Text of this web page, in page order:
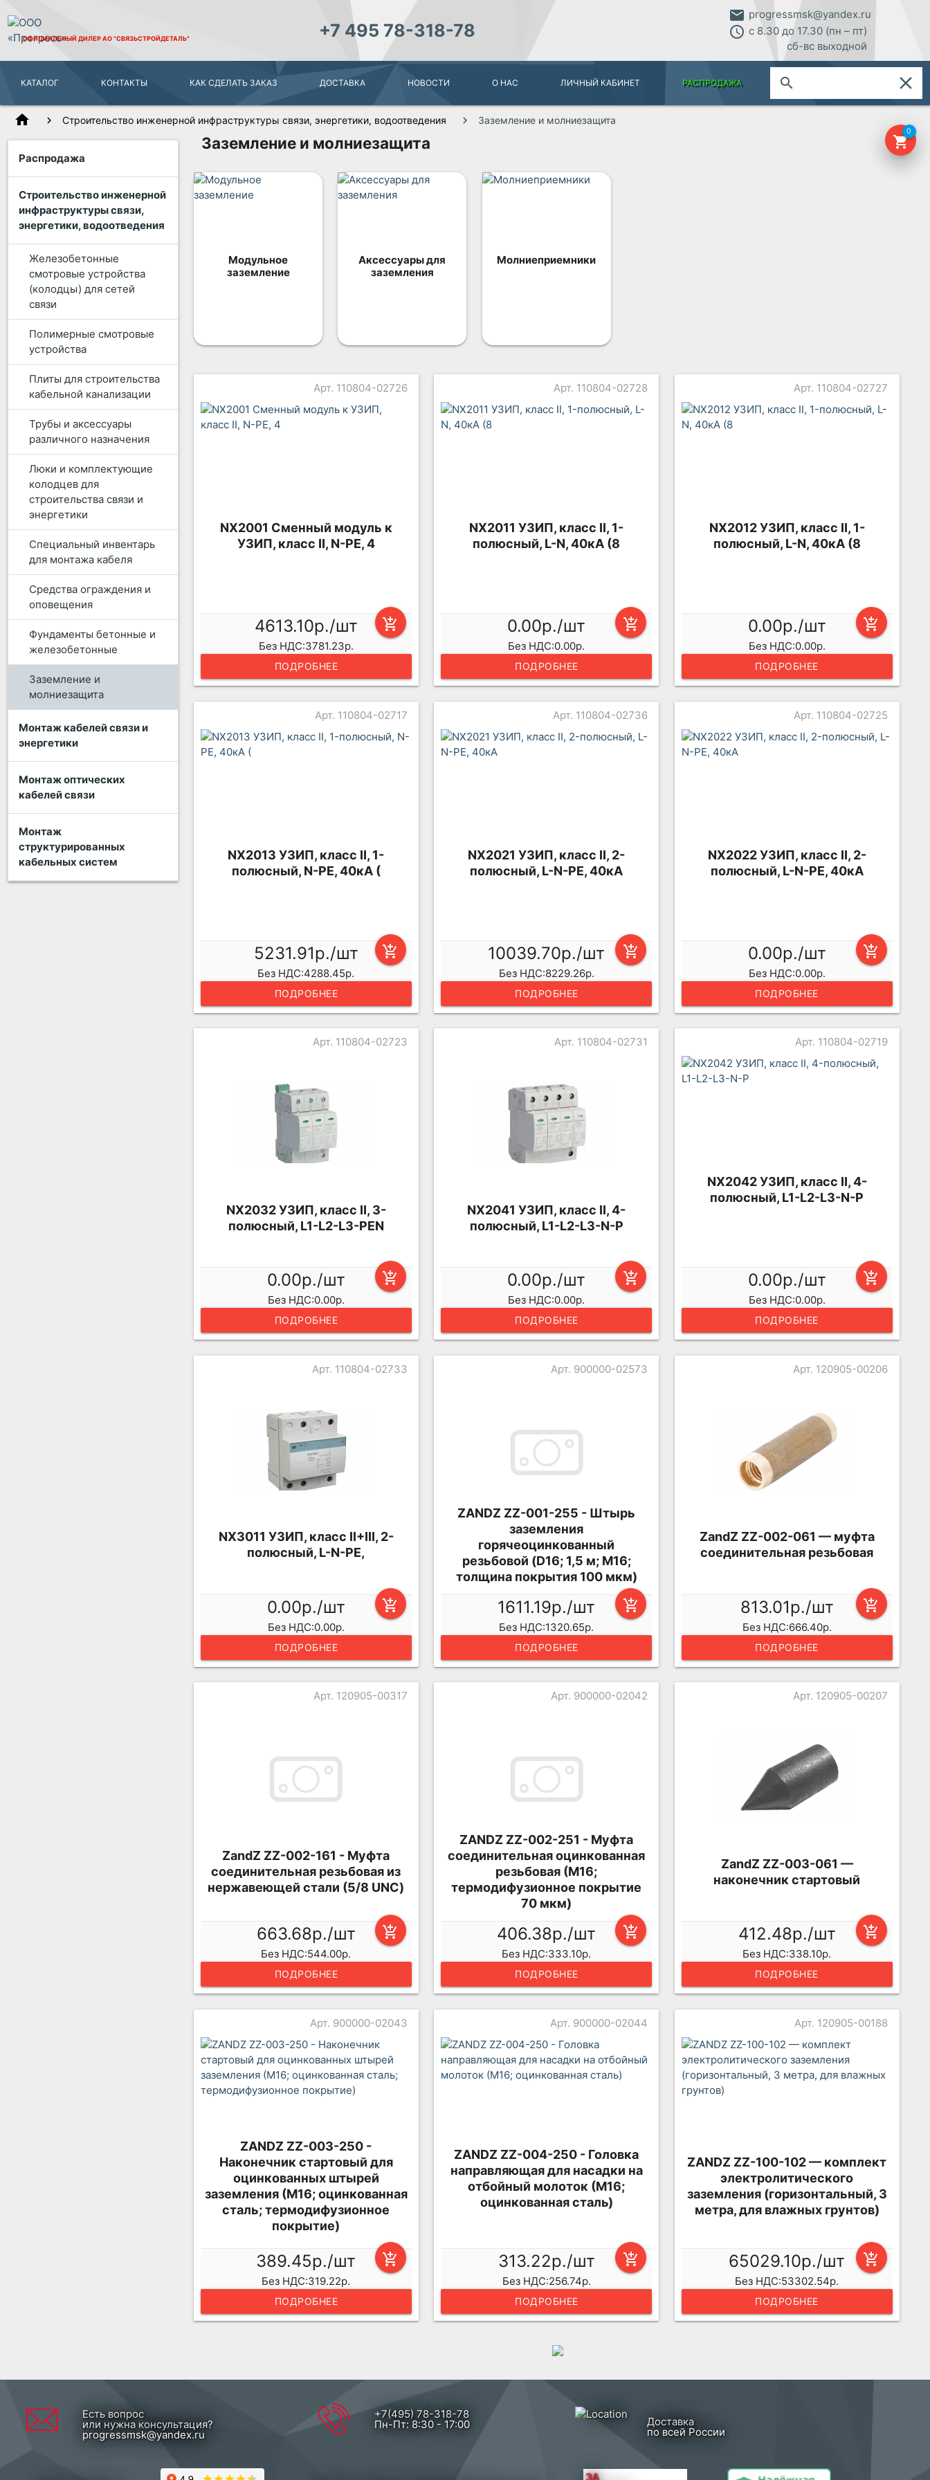
ОФИЦИАЛЬНЫЙ ДИЛЕРАО "СВЯЗЬСТРОЙДЕТАЛЬ" +7 495 78-318-78
email progressmsk@yandex.ru
access_time с 8.30 до 17.30 (пн – пт)
сб-вс выходной
КАТАЛОГ КОНТАКТЫ КАК СДЕЛАТЬ ЗАКАЗ ДОСТАВКА НОВОСТИ О НАС ЛИЧНЫЙ КАБИНЕТ РАСПРОДАЖА search close
shopping_cart
0
home Строительство инженерной инфраструктуры связи, энергетики, водоотведения Заземление и молниезащита
Распродажа
Строительство инженерной
инфраструктуры связи,
энергетики, водоотведения
Железобетонные
смотровые устройства
(колодцы) для сетей
связи
Полимерные смотровые
устройства
Плиты для строительства
кабельной канализации
Трубы и аксессуары
различного назначения
Люки и комплектующие
колодцев для
строительства связи и
энергетики
Специальный инвентарь
для монтажа кабеля
Средства ограждения и
оповещения
Фундаменты бетонные и
железобетонные
Заземление и
молниезащита
Монтаж кабелей связи и
энергетики
Монтаж оптических
кабелей связи
Монтаж
структурированных
кабельных систем
Заземление и молниезащита
Модульное
заземление
Аксессуары для
заземления
Молниеприемники
Арт. 110804-02726
NX2001 Сменный модуль к
УЗИП, класс II, N-PE, 4
add_shopping_cart
4613.10р./шт
Без НДС:3781.23р.
ПОДРОБНЕЕ
Арт. 110804-02728
NX2011 УЗИП, класс II, 1-
полюсный, L-N, 40кА (8
add_shopping_cart
0.00р./шт
Без НДС:0.00р.
ПОДРОБНЕЕ
Арт. 110804-02727
NX2012 УЗИП, класс II, 1-
полюсный, L-N, 40кА (8
add_shopping_cart
0.00р./шт
Без НДС:0.00р.
ПОДРОБНЕЕ
Арт. 110804-02717
NX2013 УЗИП, класс II, 1-
полюсный, N-PE, 40кА (
add_shopping_cart
5231.91р./шт
Без НДС:4288.45р.
ПОДРОБНЕЕ
Арт. 110804-02736
NX2021 УЗИП, класс II, 2-
полюсный, L-N-PE, 40кА
add_shopping_cart
10039.70р./шт
Без НДС:8229.26р.
ПОДРОБНЕЕ
Арт. 110804-02725
NX2022 УЗИП, класс II, 2-
полюсный, L-N-PE, 40кА
add_shopping_cart
0.00р./шт
Без НДС:0.00р.
ПОДРОБНЕЕ
Арт. 110804-02723
NX2032 УЗИП, класс II, 3-
полюсный, L1-L2-L3-PEN
add_shopping_cart
0.00р./шт
Без НДС:0.00р.
ПОДРОБНЕЕ
Арт. 110804-02731
NX2041 УЗИП, класс II, 4-
полюсный, L1-L2-L3-N-P
add_shopping_cart
0.00р./шт
Без НДС:0.00р.
ПОДРОБНЕЕ
Арт. 110804-02719
NX2042 УЗИП, класс II, 4-
полюсный, L1-L2-L3-N-P
add_shopping_cart
0.00р./шт
Без НДС:0.00р.
ПОДРОБНЕЕ
Арт. 110804-02733
NX3011 УЗИП, класс II+III, 2-
полюсный, L-N-PE,
add_shopping_cart
0.00р./шт
Без НДС:0.00р.
ПОДРОБНЕЕ
Арт. 900000-02573
ZANDZ ZZ-001-255 - Штырь
заземления
горячеоцинкованный
резьбовой (D16; 1,5 м; М16;
толщина покрытия 100 мкм)
add_shopping_cart
1611.19р./шт
Без НДС:1320.65р.
ПОДРОБНЕЕ
Арт. 120905-00206
ZandZ ZZ-002-061 — муфта
соединительная резьбовая
add_shopping_cart
813.01р./шт
Без НДС:666.40р.
ПОДРОБНЕЕ
Арт. 120905-00317
ZandZ ZZ-002-161 - Муфта
соединительная резьбовая из
нержавеющей стали (5/8 UNC)
add_shopping_cart
663.68р./шт
Без НДС:544.00р.
ПОДРОБНЕЕ
Арт. 900000-02042
ZANDZ ZZ-002-251 - Муфта
соединительная оцинкованная
резьбовая (М16;
термодифузионное покрытие
70 мкм)
add_shopping_cart
406.38р./шт
Без НДС:333.10р.
ПОДРОБНЕЕ
Арт. 120905-00207
ZandZ ZZ-003-061 —
наконечник стартовый
add_shopping_cart
412.48р./шт
Без НДС:338.10р.
ПОДРОБНЕЕ
Арт. 900000-02043
ZANDZ ZZ-003-250 -
Наконечник стартовый для
оцинкованных штырей
заземления (М16; оцинкованная
сталь; термодифузионное
покрытие)
add_shopping_cart
389.45р./шт
Без НДС:319.22р.
ПОДРОБНЕЕ
Арт. 900000-02044
ZANDZ ZZ-004-250 - Головка
направляющая для насадки на
отбойный молоток (М16;
оцинкованная сталь)
add_shopping_cart
313.22р./шт
Без НДС:256.74р.
ПОДРОБНЕЕ
Арт. 120905-00188
ZANDZ ZZ-100-102 — комплект
электролитического
заземления (горизонтальный, 3
метра, для влажных грунтов)
add_shopping_cart
65029.10р./шт
Без НДС:53302.54р.
ПОДРОБНЕЕ
Есть вопрос
или нужна консультация?
progressmsk@yandex.ru
+7(495) 78-318-78
Пн-Пт: 8:30 - 17:00 Доставка
по всей России
ЗА